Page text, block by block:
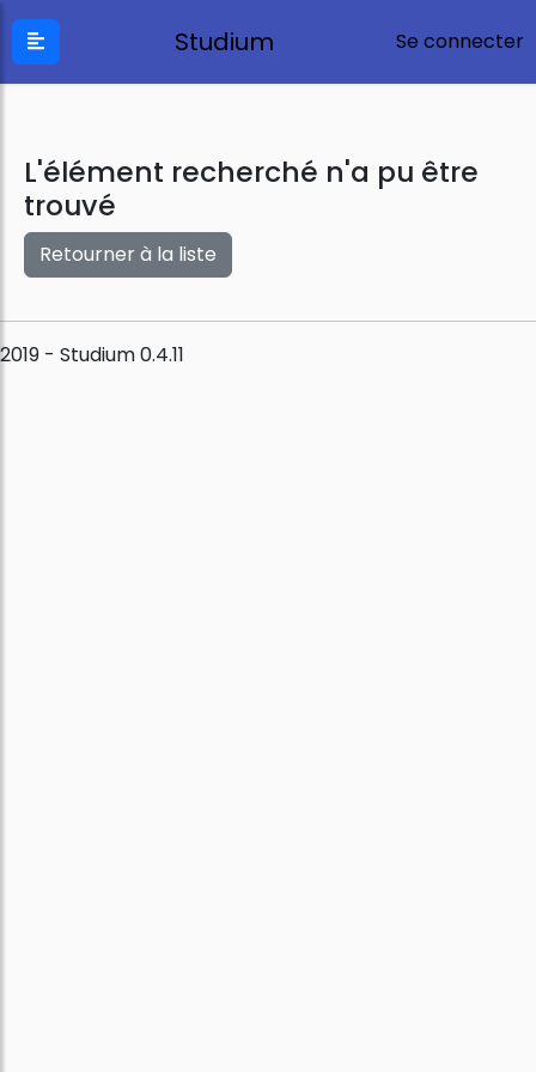
Studium Se connecter
L'élément recherché n'a pu être
trouvé
Retourner à la liste
2019 - Studium 0.4.11